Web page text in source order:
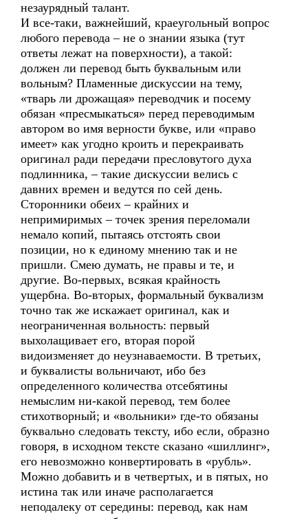
незаурядный талант.
И все-таки, важнейший, краеугольный вопрос
любого перевода – не о знании языка (тут
ответы лежат на поверхности), а такой:
должен ли перевод быть буквальным или
вольным? Пламенные дискуссии на тему,
«тварь ли дрожащая» переводчик и посему
обязан «пресмыкаться» перед переводимым
автором во имя верности букве, или «право
имеет» как угодно кроить и перекраивать
оригинал ради передачи пресловутого духа
подлинника, – такие дискуссии велись с
давних времен и ведутся по сей день.
Сторонники обеих – крайних и
непримиримых – точек зрения переломали
немало копий, пытаясь отстоять свои
позиции, но к единому мнению так и не
пришли. Смею думать, не правы и те, и
другие. Во-первых, всякая крайность
ущербна. Во-вторых, формальный буквализм
точно так же искажает оригинал, как и
неограниченная вольность: первый
выхолащивает его, вторая порой
видоизменяет до неузнаваемости. В третьих,
и буквалисты вольничают, ибо без
определенного количества отсебятины
немыслим ни-какой перевод, тем более
стихотворный; и «вольники» где-то обязаны
буквально следовать тексту, ибо если, образно
говоря, в исходном тексте сказано «шиллинг»,
его невозможно конвертировать в «рубль».
Можно добавить и в четвертых, и в пятых, но
истина так или иначе располагается
неподалеку от середины: перевод, как нам